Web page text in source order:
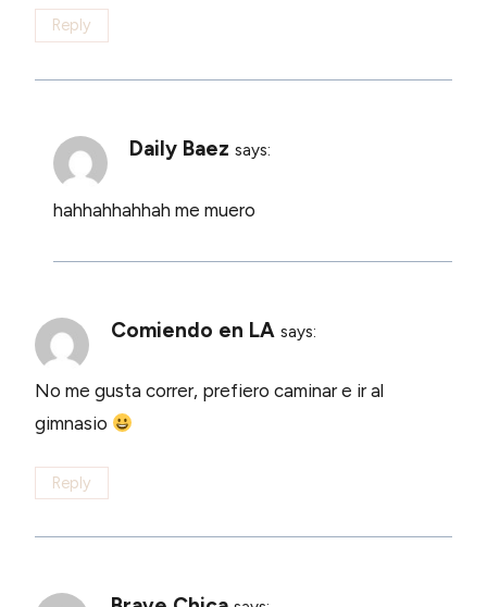
Reply
Daily Baez says:
hahhahhahhah me muero
Comiendo en LA says:
No me gusta correr, prefiero caminar e ir al
gimnasio
Reply